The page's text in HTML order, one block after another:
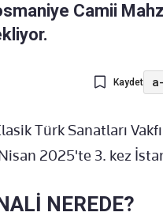
Camii
Kaydet a-
Türk Sanatları
2025'te 3. kez
NEREDE?